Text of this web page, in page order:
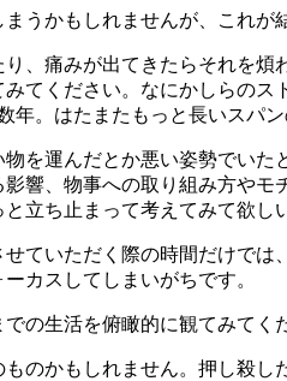
うかもしれませんが、これが
、痛みが出てきたらそれを
てください。なにかしらの
年。はたまたもっと長いスパン
を運んだとか悪い姿勢でい
響、物事への取り組み方や
立ち止まって考えてみて欲し
ていただく際の時間だけで
カスしてしまいがちです。
の生活を俯瞰的に観てみてく
のかもしれません。押し殺